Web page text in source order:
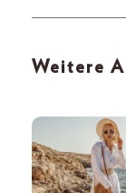
Weitere